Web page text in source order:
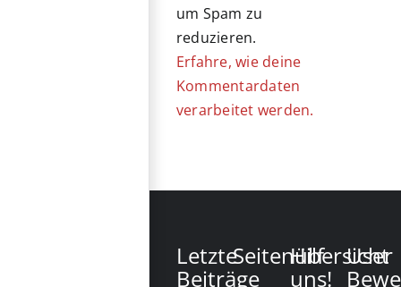
um Spam zu
reduzieren.
Erfahre, wie deine
Kommentardaten
verarbeitet werden.
Letzte
Beiträge
Seitenübersicht
Hilf
uns!
User